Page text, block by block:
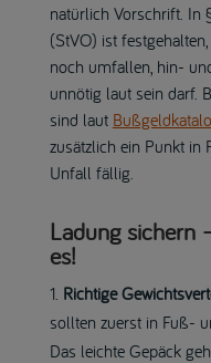
natürlich Vorschrift. In
(StVO) ist
noch umfallen, hin-
unnötig laut sein darf.
sind laut
zusätzlich ein Punkt in
Unfall fällig.
Ladung sichern
es!
Richtige
sollten zuerst in Fuß-
Das leichte Gepäck